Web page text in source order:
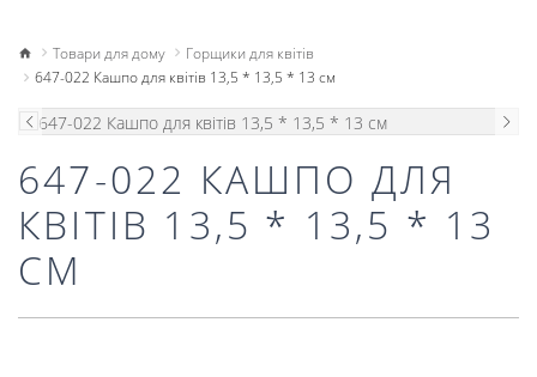
Товари для дому
Горщики для квітів
647-022 Кашпо для квітів 13,5 * 13,5 * 13 см
647-022 КАШПО ДЛЯ
КВІТІВ 13,5 * 13,5 * 13
СМ